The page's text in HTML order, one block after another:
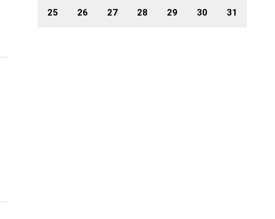
25 26 27 28 29 30 31